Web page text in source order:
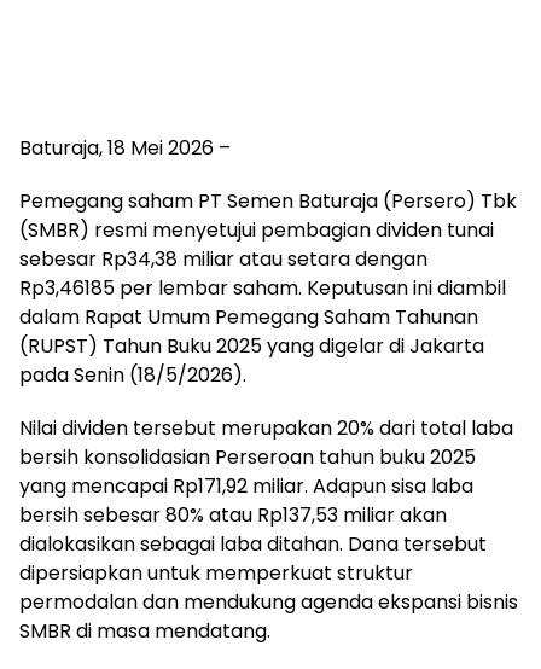
Baturaja, 18 Mei 2026 –
Pemegang saham PT Semen Baturaja (Persero) Tbk
(SMBR) resmi menyetujui pembagian dividen tunai
sebesar Rp34,38 miliar atau setara dengan
Rp3,46185 per lembar saham. Keputusan ini diambil
dalam Rapat Umum Pemegang Saham Tahunan
(RUPST) Tahun Buku 2025 yang digelar di Jakarta
pada Senin (18/5/2026).
Nilai dividen tersebut merupakan 20% dari total laba
bersih konsolidasian Perseroan tahun buku 2025
yang mencapai Rp171,92 miliar. Adapun sisa laba
bersih sebesar 80% atau Rp137,53 miliar akan
dialokasikan sebagai laba ditahan. Dana tersebut
dipersiapkan untuk memperkuat struktur
permodalan dan mendukung agenda ekspansi bisnis
SMBR di masa mendatang.